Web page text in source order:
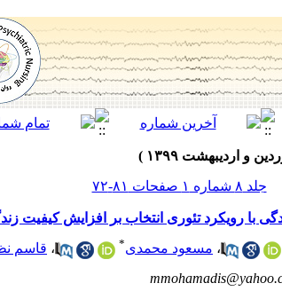
جلد ۸ شماره ۱ صفحات ۸۱-۷۲
با رویکرد تئوری انتخاب بر افزایش کیفیت
، مسعود محمدی* ، قاسم